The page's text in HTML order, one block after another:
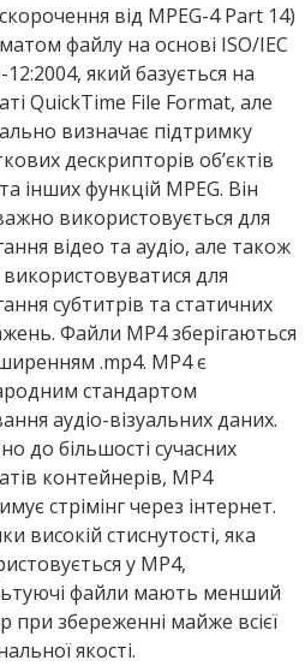
від MPEG-4 Part 14)
файлу на основі ISO/IEC
12:2004, який базується на
QuickTime File Format, але
визначає підтримку
дескрипторів об’єктів
інших функцій MPEG. Він
використовується для
відео та аудіо, але також
для
субтитрів та статичних
Файли MP4 зберігаються
.mp4. MP4 є
стандартом
аудіо-візуальних даних.
до більшості сучасних
контейнерів, MP4
стрімінг через інтернет.
високій стиснутості, яка
у MP4,
файли мають менший
при збереженні майже всієї
якості.